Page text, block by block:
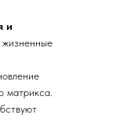
и
матрикса.